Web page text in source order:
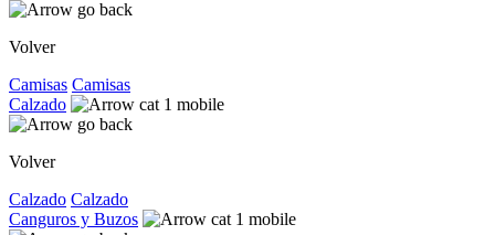
Volver
Camisas Camisas
Calzado
Volver
Calzado Calzado
Canguros y Buzos